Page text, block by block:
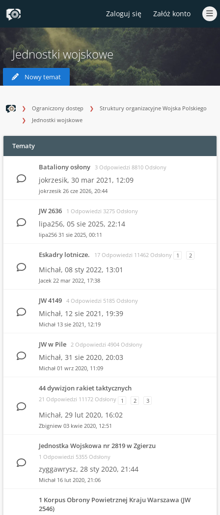
Zaloguj się Załóż konto
Jednostki wojskowe
Nowy temat
Ograniczony dostęp
Struktury organizacyjne Wojska Polskiego
Jednostki wojskowe
Tematy
Bataliony osłony 3 Odpowiedzi 8810 Odsłony
jokrzesik, 30 mar 2021, 12:09
jokrzesik 26 cze 2026, 20:44
JW 2636 1 Odpowiedzi 3275 Odsłony
lipa256, 05 sie 2025, 22:14
lipa256 31 sie 2025, 00:11
Eskadry lotnicze. 17 Odpowiedzi 11462 Odsłony 1 2
Michał, 08 sty 2022, 13:01
Jacek 22 mar 2022, 17:38
JW 4149 4 Odpowiedzi 5185 Odsłony
Michał, 12 sie 2021, 19:39
Michał 13 sie 2021, 12:19
JW w Pile 2 Odpowiedzi 4904 Odsłony
Michał, 31 sie 2020, 20:03
Michał 01 wrz 2020, 11:09
44 dywizjon rakiet taktycznych
21 Odpowiedzi 11172 Odsłony 1 2 3
Michał, 29 lut 2020, 16:02
Zbigniew 03 kwie 2020, 12:51
Jednostka Wojskowa nr 2819 w Zgierzu
1 Odpowiedzi 5355 Odsłony
zyggawrysz, 28 sty 2020, 21:44
Michał 16 lut 2020, 21:06
1 Korpus Obrony Powietrznej Kraju Warszawa (JW
2546)